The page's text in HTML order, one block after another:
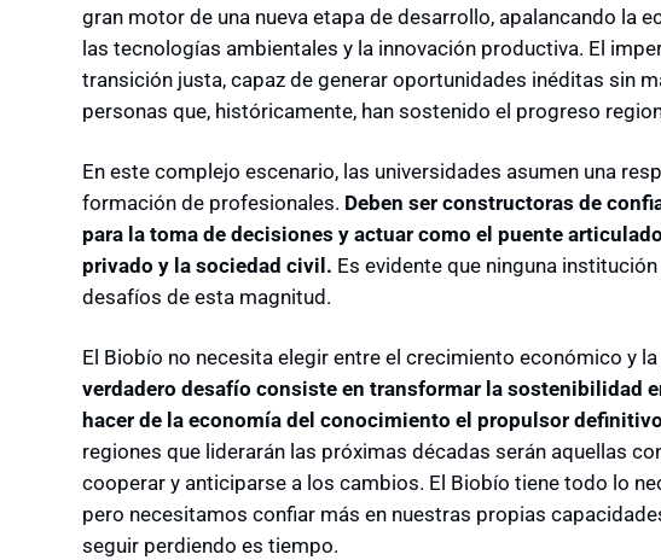
gran motor de una nueva etapa de desarrollo, apalancando la
las tecnologías ambientales y la innovación productiva. El
transición justa, capaz de generar oportunidades inéditas sin
personas que, históricamente, han sostenido el progreso
En este complejo escenario, las universidades asumen una
formación de profesionales. Deben ser constructoras de
para la toma de decisiones y actuar como el puente
privado y la sociedad civil. Es evidente que ninguna
desafíos de esta magnitud.
El Biobío no necesita elegir entre el crecimiento económico y
verdadero desafío consiste en transformar la sostenibilidad
hacer de la economía del conocimiento el propulsor
regiones que liderarán las próximas décadas serán aquellas
cooperar y anticiparse a los cambios. El Biobío tiene todo lo
pero necesitamos confiar más en nuestras propias
seguir perdiendo es tiempo.